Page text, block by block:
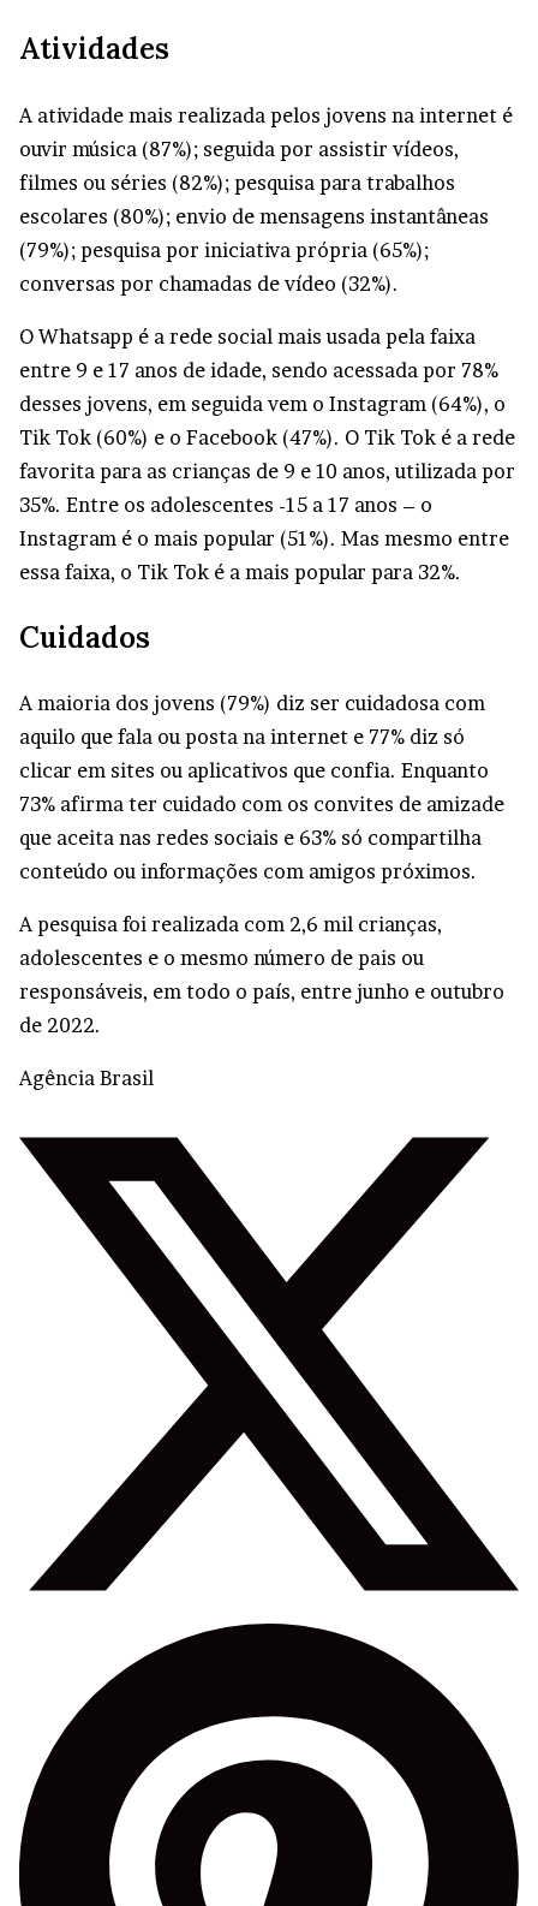
Atividades
A atividade mais realizada pelos jovens na internet é
ouvir música (87%); seguida por assistir vídeos,
filmes ou séries (82%); pesquisa para trabalhos
escolares (80%); envio de mensagens instantâneas
(79%); pesquisa por iniciativa própria (65%);
conversas por chamadas de vídeo (32%).
O Whatsapp é a rede social mais usada pela faixa
entre 9 e 17 anos de idade, sendo acessada por 78%
desses jovens, em seguida vem o Instagram (64%), o
Tik Tok (60%) e o Facebook (47%). O Tik Tok é a rede
favorita para as crianças de 9 e 10 anos, utilizada por
35%. Entre os adolescentes -15 a 17 anos – o
Instagram é o mais popular (51%). Mas mesmo entre
essa faixa, o Tik Tok é a mais popular para 32%.
Cuidados
A maioria dos jovens (79%) diz ser cuidadosa com
aquilo que fala ou posta na internet e 77% diz só
clicar em sites ou aplicativos que confia. Enquanto
73% afirma ter cuidado com os convites de amizade
que aceita nas redes sociais e 63% só compartilha
conteúdo ou informações com amigos próximos.
A pesquisa foi realizada com 2,6 mil crianças,
adolescentes e o mesmo número de pais ou
responsáveis, em todo o país, entre junho e outubro
de 2022.
Agência Brasil